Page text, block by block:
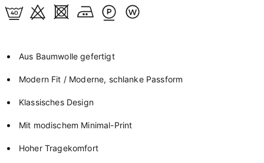
Aus Baumwolle gefertigt
Modern Fit / Moderne, schlanke Passform
Klassisches Design
Mit modischem Minimal-Print
Hoher Tragekomfort